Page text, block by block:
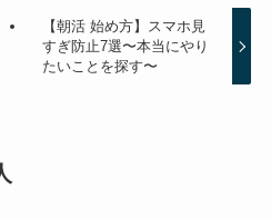
【朝活 始め方】スマホ見
すぎ防止7選〜本当にやり
たいことを探す〜